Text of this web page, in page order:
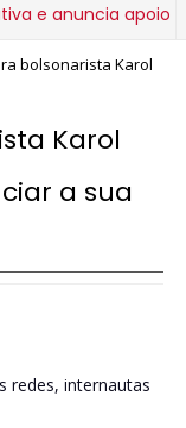
anuncia apoio a
bolsonarista Karol
Karol
a sua
redes, internautas